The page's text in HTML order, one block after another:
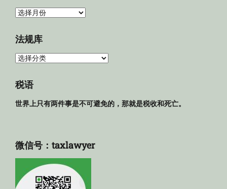
归
法规库
法
库
税语
世界上只有两件事是不可避免的，那就是税收和死亡。
微信号：taxlawyer